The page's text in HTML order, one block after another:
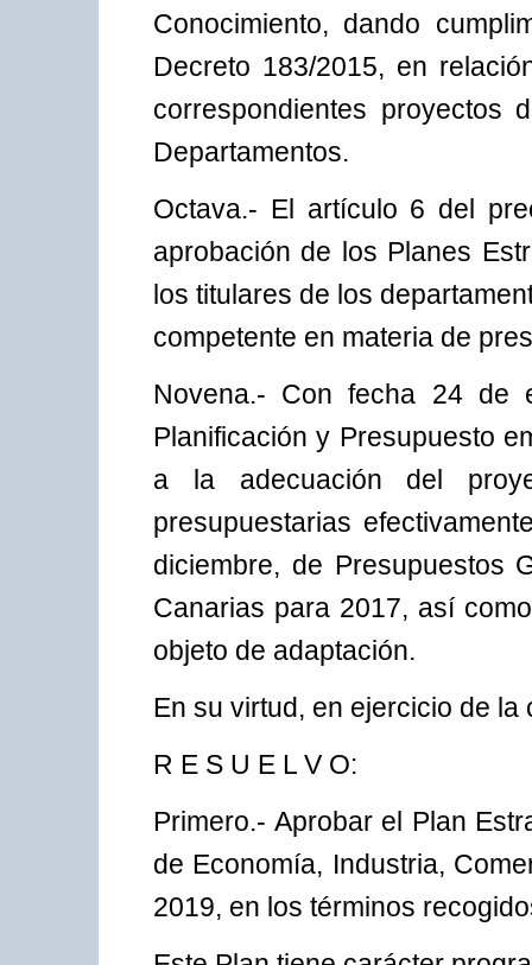
Conocimiento, dando
Decreto 183/2015, en
correspondientes proyectos
Departamentos.
Octava.- El artículo 6 del
aprobación de los Planes
los titulares de los
competente en materia de
Novena.- Con fecha 24 de
Planificación y Presupuesto
a la adecuación del
presupuestarias
diciembre, de Presupuestos
Canarias para 2017, así
objeto de adaptación.
En su virtud, en ejercicio de
R E S U E L V O:
Primero.- Aprobar el Plan
de Economía, Industria,
2019, en los términos